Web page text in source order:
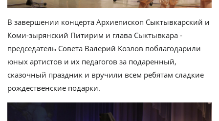
В завершении концерта Архиепископ Сыктывкарский и
Коми-зырянский Питирим и глава Сыктывкара -
председатель Совета Валерий Козлов поблагодарили
юных артистов и их педагогов за подаренный,
сказочный праздник и вручили всем ребятам сладкие
рождественские подарки.